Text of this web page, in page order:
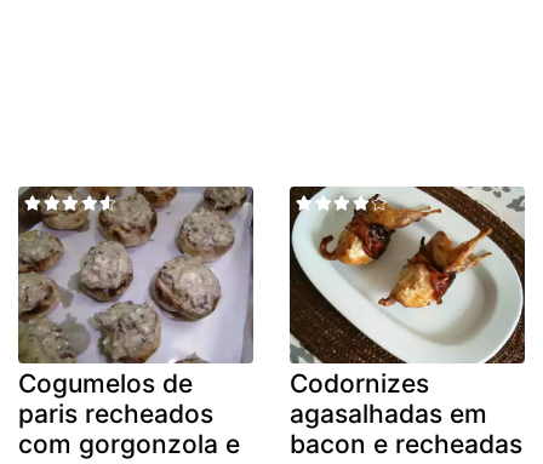
Cogumelos de
paris recheados
com gorgonzola e
Codornizes
agasalhadas em
bacon e recheadas